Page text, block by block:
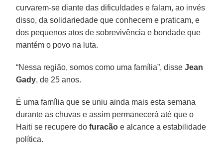
curvarem-se diante das dificuldades e falam, ao invés
disso, da solidariedade que conhecem e praticam, e
dos pequenos atos de sobrevivência e bondade que
mantém o povo na luta.
“Nessa região, somos como uma família”, disseJean
Gady, de 25 anos.
É uma família que se uniu ainda mais esta semana
durante as chuvas e assim permanecerá até que o
Haiti se recupere dofuracão e alcance a estabilidade
política.